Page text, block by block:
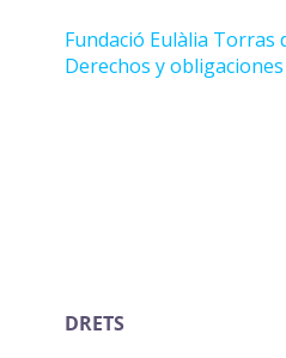
Fundació Eulàlia Torras
Derechos y
DRETS